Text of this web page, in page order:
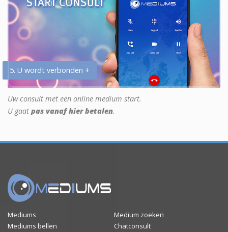
5. U wordt verbonden +
Uw consult met een online medium start.
U gaat pas vanaf hier betalen.
Mediums
Medium zoeken
Mediums bellen
Chatconsult